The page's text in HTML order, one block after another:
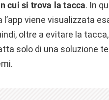
cui si trova la tacca. In
l’app viene visualizzata
oltre a evitare la
solo di una soluzione